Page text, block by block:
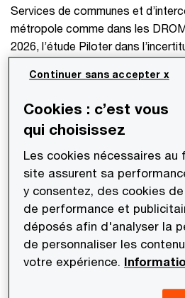
Services de communes et
métropole comme dans les
2026, l’étude Piloter dans
du nouveau mandat et réalise une
promesses constituent à la fois
source de tension : elles
priorisation, de séquençage et de
exécutifs. De l'analyse à la
ouvrir le débat pour imaginer,
collectivités.
Cookies : c’est vous
qui choisissez
Les cookies nécessaires au
site assurent sa
y consentez, des cookies
de performance et
déposés afin d'analyser la
de personnaliser les
votre expérience.
Continuer sans accepter x